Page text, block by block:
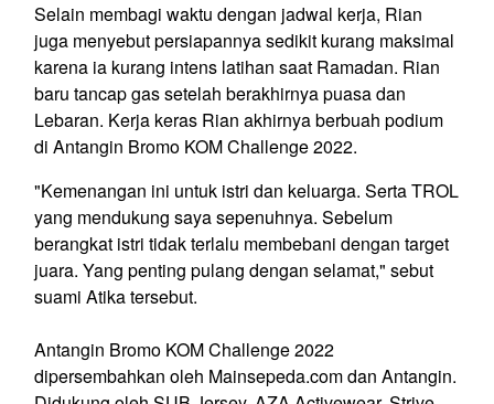
Selain membagi waktu dengan jadwal kerja, Rian
juga menyebut persiapannya sedikit kurang maksimal
karena ia kurang intens latihan saat Ramadan. Rian
baru tancap gas setelah berakhirnya puasa dan
Lebaran. Kerja keras Rian akhirnya berbuah podium
di Antangin Bromo KOM Challenge 2022.
"Kemenangan ini untuk istri dan keluarga. Serta TROL
yang mendukung saya sepenuhnya. Sebelum
berangkat istri tidak terlalu membebani dengan target
juara. Yang penting pulang dengan selamat," sebut
suami Atika tersebut.
Antangin Bromo KOM Challenge 2022
dipersembahkan oleh Mainsepeda.com dan Antangin.